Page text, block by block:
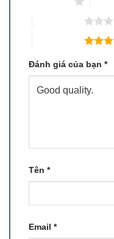
Đánh giá của bạn *
Tên *
Email *